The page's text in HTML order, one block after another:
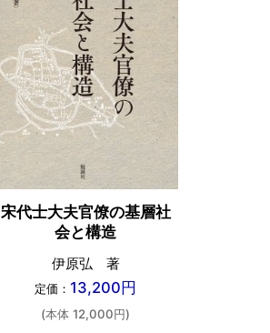
宋代士大夫官僚の基層社
会と構造
伊原弘 著
定価： 13,200円
(本体 12,000円)